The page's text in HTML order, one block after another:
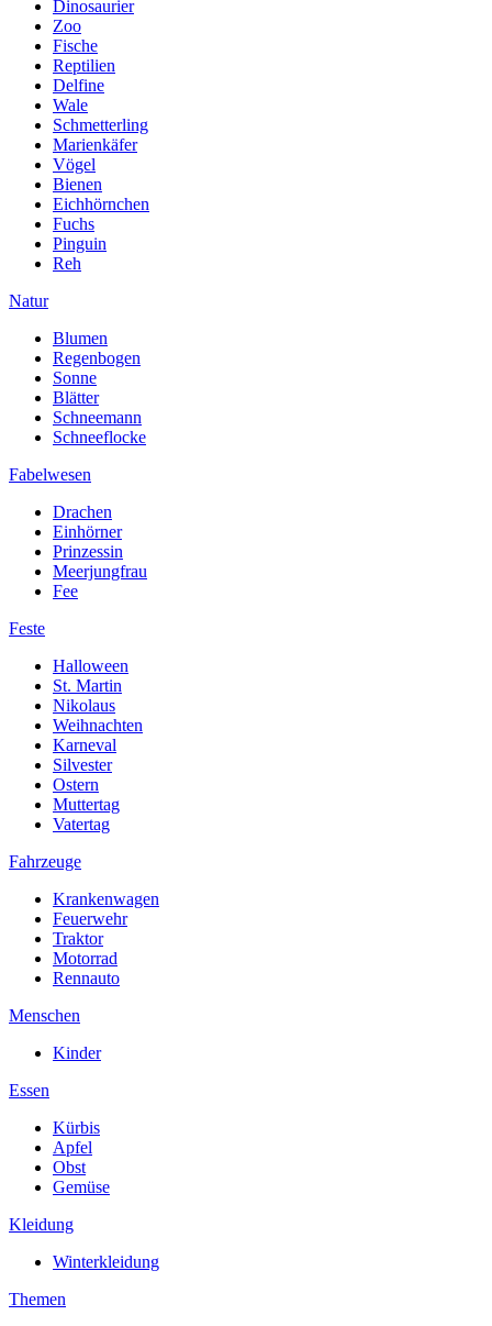
Dinosaurier
Zoo
Fische
Reptilien
Delfine
Wale
Schmetterling
Marienkäfer
Vögel
Bienen
Eichhörnchen
Fuchs
Pinguin
Reh
Natur
Blumen
Regenbogen
Sonne
Blätter
Schneemann
Schneeflocke
Fabelwesen
Drachen
Einhörner
Prinzessin
Meerjungfrau
Fee
Feste
Halloween
St. Martin
Nikolaus
Weihnachten
Karneval
Silvester
Ostern
Muttertag
Vatertag
Fahrzeuge
Krankenwagen
Feuerwehr
Traktor
Motorrad
Rennauto
Menschen
Kinder
Essen
Kürbis
Apfel
Obst
Gemüse
Kleidung
Winterkleidung
Themen